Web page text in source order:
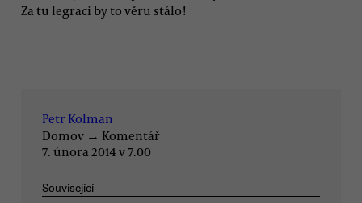
Za tu legraci by to věru stálo!
Petr Kolman
Domov → Komentář
7. února 2014 v 7.00
Související